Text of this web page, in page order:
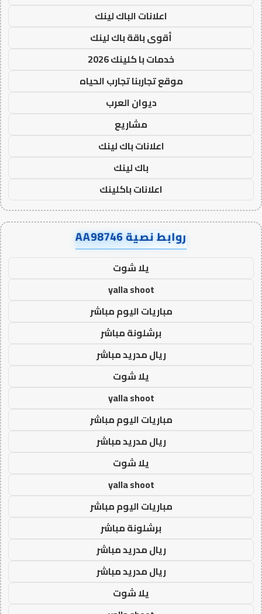
اعلانات الباك لينك
أقوى باقة باك لينك
خدمات با كلينك 2026
موقع تجاربنا تجارب الحياه
ديوان العرب
مشاريع
اعلانات باك لينك
باك لينك
اعلانات باكلينك
روابط نصية AA98746
يلا شوت
yalla shoot
مباريات اليوم مباشر
برشلونة مباشر
ريال مدريد مباشر
يلا شوت
yalla shoot
مباريات اليوم مباشر
ريال مدريد مباشر
يلا شوت
yalla shoot
مباريات اليوم مباشر
برشلونة مباشر
ريال مدريد مباشر
ريال مدريد مباشر
يلا شوت